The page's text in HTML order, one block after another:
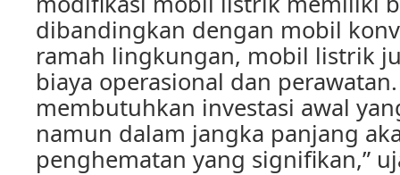
dibandingkan dengan mobil
ramah lingkungan, mobil listrik
biaya operasional dan
membutuhkan investasi awal
namun dalam jangka panjang
penghematan yang signifikan,”